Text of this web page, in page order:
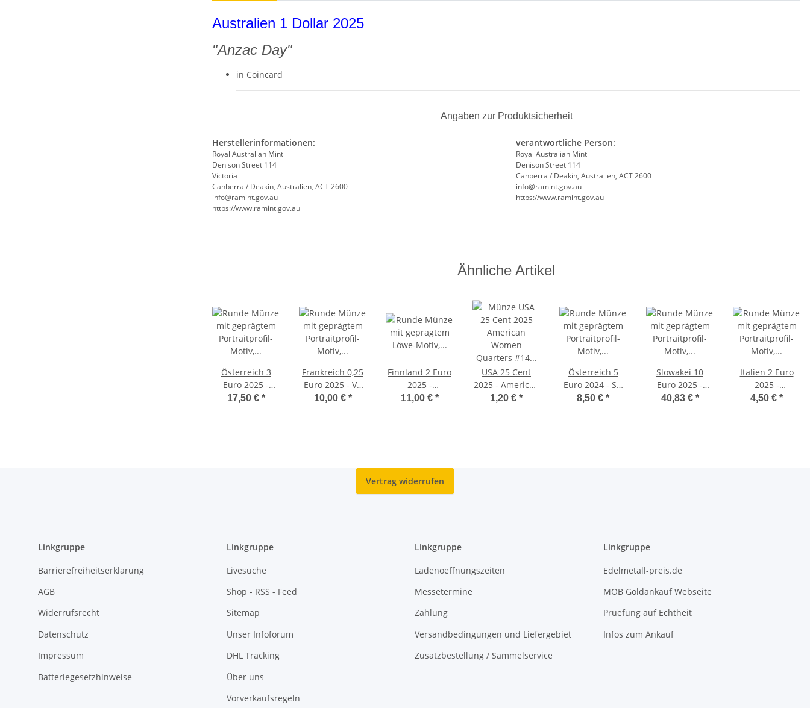
Australien 1 Dollar 2025
"Anzac Day"
in Coincard
Angaben zur Produktsicherheit
Herstellerinformationen:
Royal Australian Mint
Denison Street 114
Victoria
Canberra / Deakin, Australien, ACT 2600
info@ramint.gov.au
https://www.ramint.gov.au
verantwortliche Person:
Royal Australian Mint
Denison Street 114
Canberra / Deakin, Australien, ACT 2600
info@ramint.gov.au
https://www.ramint.gov.au
Ähnliche Artikel
Österreich 3
Euro 2025 -
Meereswelten -
17,50 € *
Frankreich 0,25
Euro 2025 - VE
Day - Frankreich
10,00 € *
Finnland 2 Euro
2025 -
Leichtathletiik -
11,00 € *
USA 25 Cent
2025 - American
Women Quarter
1,20 € *
Österreich 5
Euro 2024 - Ski
WM 2025
8,50 € *
Slowakei 10
Euro 2025 -
Eishockey - BU
40,83 € *
Italien 2 Euro
2025 -
Schulschiff
4,50 € *
Vertrag widerrufen
Linkgruppe
Barrierefreiheitserklärung
AGB
Widerrufsrecht
Datenschutz
Impressum
Batteriegesetzhinweise
Linkgruppe
Livesuche
Shop - RSS - Feed
Sitemap
Unser Infoforum
DHL Tracking
Über uns
Vorverkaufsregeln
Linkgruppe
Ladenoeffnungszeiten
Messetermine
Zahlung
Versandbedingungen und Liefergebiet
Zusatzbestellung / Sammelservice
Linkgruppe
Edelmetall-preis.de
MOB Goldankauf Webseite
Pruefung auf Echtheit
Infos zum Ankauf